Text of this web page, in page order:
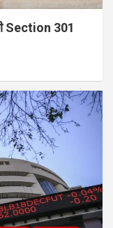
Section 301